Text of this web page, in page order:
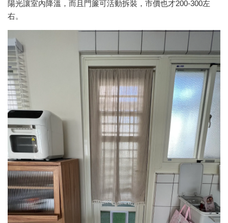
陽光讓室內降溫，而且門簾可活動拆裝，市價也才200-300左
右。